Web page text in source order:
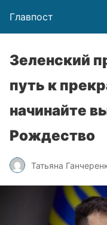
Главпост
Зеленский
путь к
начинайте
Рождество
Татьяна